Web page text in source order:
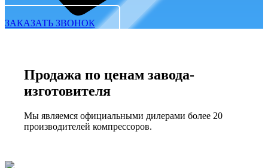
ЗАКАЗАТЬ ЗВОНОК
Продажа по ценам завода-
изготовителя
Мы являемся официальными дилерами более 20
производителей компрессоров.